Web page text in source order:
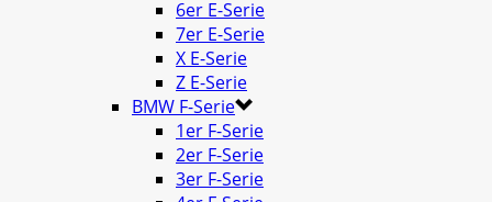
6er E-Serie
7er E-Serie
X E-Serie
Z E-Serie
BMW F-Serie
1er F-Serie
2er F-Serie
3er F-Serie